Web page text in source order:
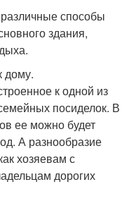
способы
здания,
дому.
к одной из
посиделок. В
ее можно будет
А разнообразие
хозяевам с
дорогих